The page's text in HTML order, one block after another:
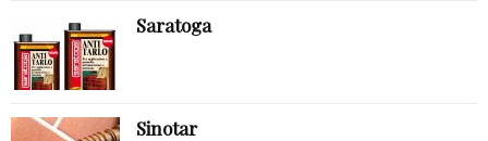
Saratoga
Sinotar